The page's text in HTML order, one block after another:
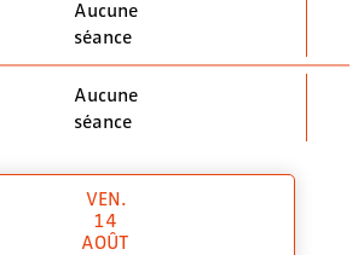
Aucune
séance
Aucune
séance
VEN.
14
AOÛT